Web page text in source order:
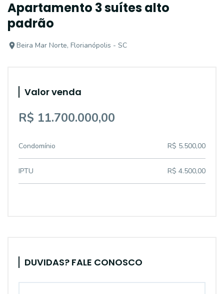
Apartamento 3 suítes alto
padrão
Beira Mar Norte, Florianópolis - SC
Valor venda
R$ 11.700.000,00
Condomínio R$ 5.500,00
IPTU R$ 4.500,00
DUVIDAS? FALE CONOSCO